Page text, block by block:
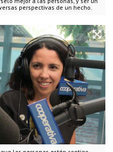
perspectivas de un hecho.